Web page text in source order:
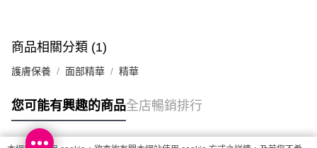
澳門地區配送 - 確認發貨後1-4個工作天送達
商品相關分類 (1)
護膚保養 面部精華 精華
您可能有興趣的商品全店暢銷排行